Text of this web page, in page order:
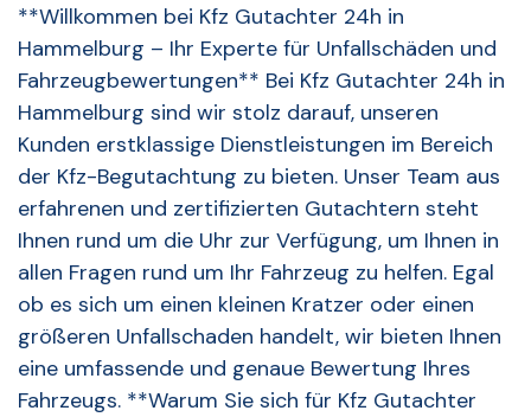
**Willkommen bei Kfz Gutachter 24h in
Hammelburg – Ihr Experte für Unfallschäden und
Fahrzeugbewertungen** Bei Kfz Gutachter 24h in
Hammelburg sind wir stolz darauf, unseren
Kunden erstklassige Dienstleistungen im Bereich
der Kfz-Begutachtung zu bieten. Unser Team aus
erfahrenen und zertifizierten Gutachtern steht
Ihnen rund um die Uhr zur Verfügung, um Ihnen in
allen Fragen rund um Ihr Fahrzeug zu helfen. Egal
ob es sich um einen kleinen Kratzer oder einen
größeren Unfallschaden handelt, wir bieten Ihnen
eine umfassende und genaue Bewertung Ihres
Fahrzeugs. **Warum Sie sich für Kfz Gutachter